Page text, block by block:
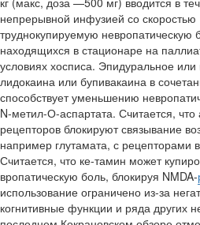
непрерывной инфузией со скоростью
труднокупируемую невропатическую
находящихся в ста­ционаре на
условиях хосписа. Эпидуральное
лидокаина или бупивакаина в
способствует уменьшению
N-метил-О-аспартата. Считается, что
рецепторов блокируют связывание
например глутамата, с рецепторами
Считается, что ке-тамин может
вропатическую боль, блокируя NMDA-
использование ограничено из-за
когнитивные функции и ряда других